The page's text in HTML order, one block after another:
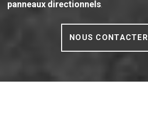
panneaux directionnels
NOUS CONTACTER